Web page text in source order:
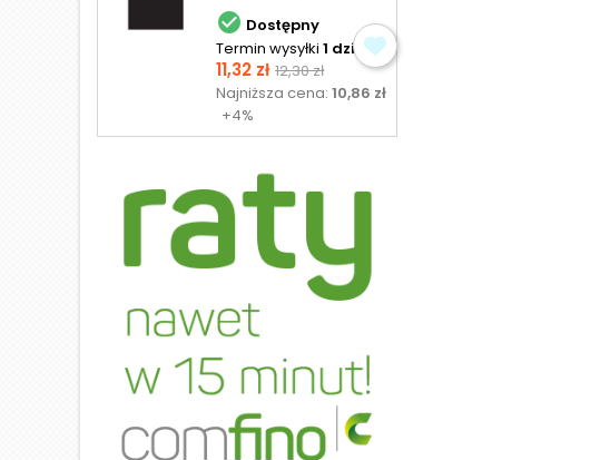
 Dostępny
Termin wysyłki 1 dzień
Cena
11,32 zł Cena
podstawowa
12,30 zł
Najniższa cena:10,86 zł
+4%